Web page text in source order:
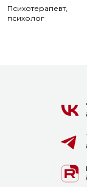
Психотерапевт,
психолог